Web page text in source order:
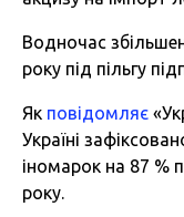
Водночас
року під пільгу
Як повідомляє
Україні
іномарок на 87 %
року.